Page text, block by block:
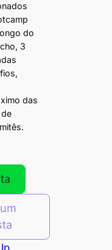
do
3
das